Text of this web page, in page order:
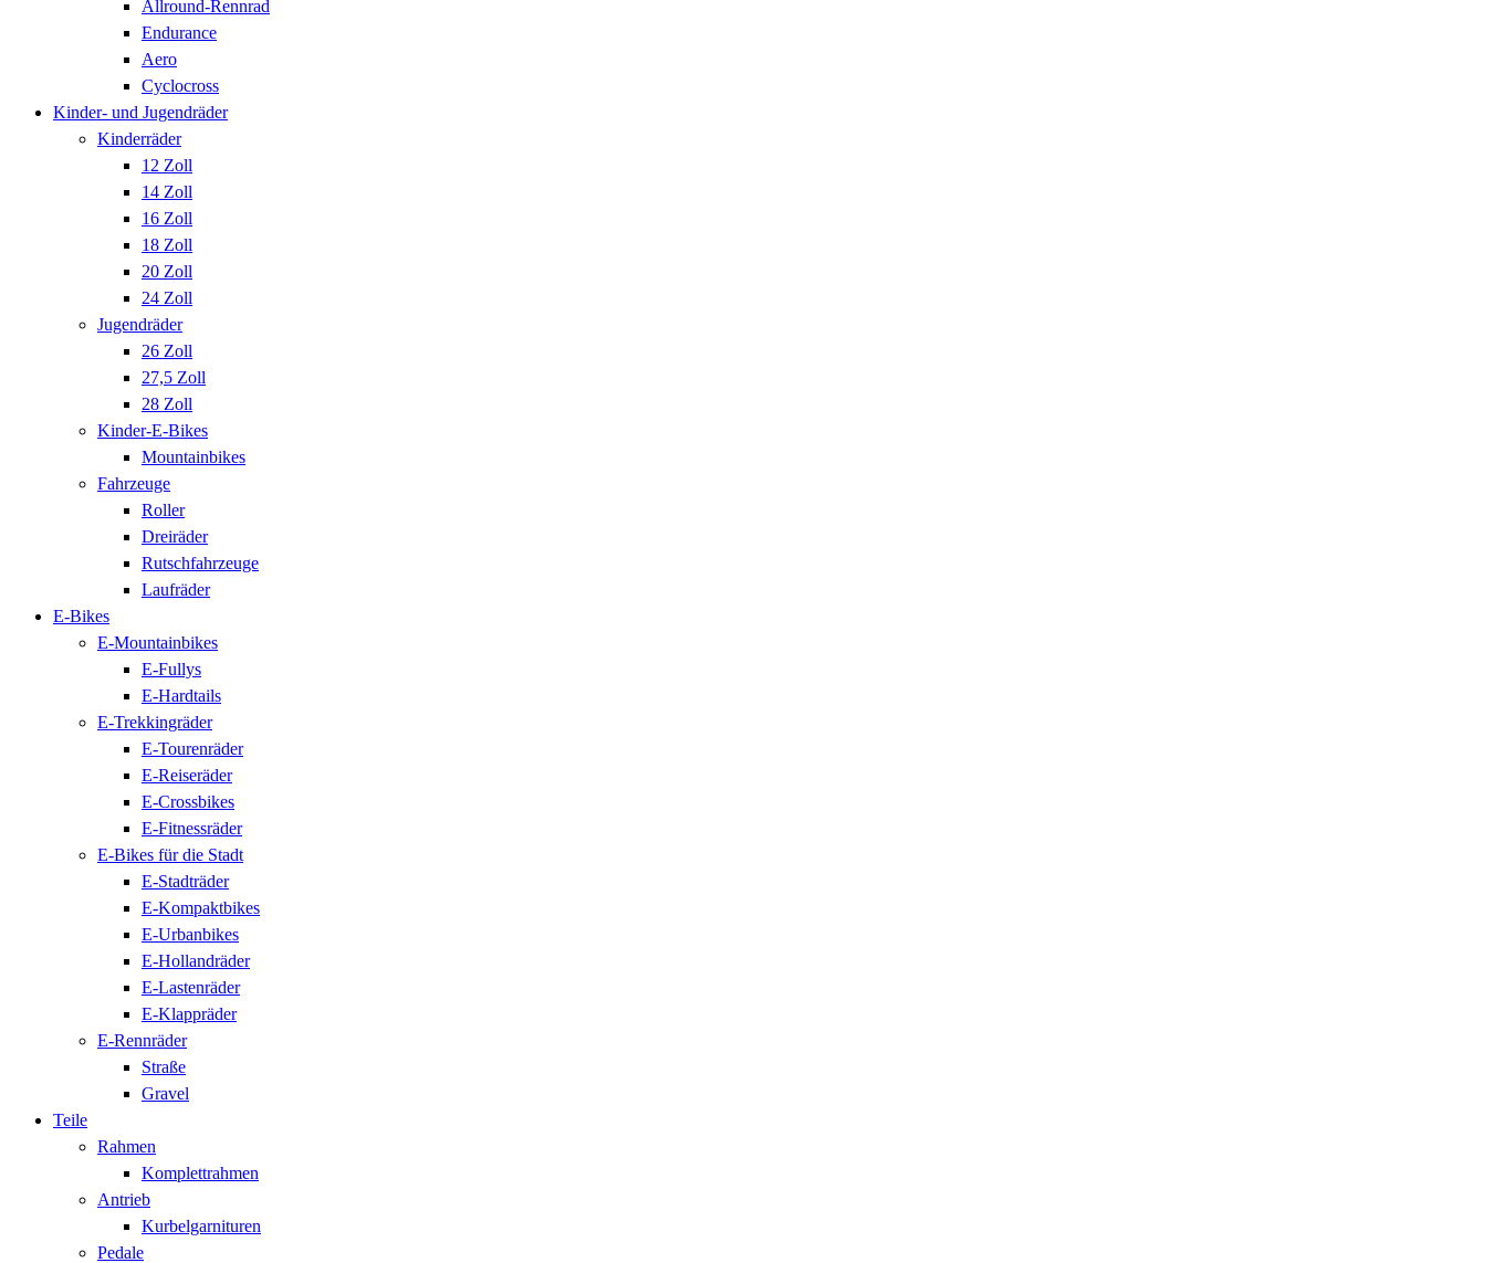
Allround-Rennrad
Endurance
Aero
Cyclocross
Kinder- und Jugendräder
Kinderräder
12 Zoll
14 Zoll
16 Zoll
18 Zoll
20 Zoll
24 Zoll
Jugendräder
26 Zoll
27,5 Zoll
28 Zoll
Kinder-E-Bikes
Mountainbikes
Fahrzeuge
Roller
Dreiräder
Rutschfahrzeuge
Laufräder
E-Bikes
E-Mountainbikes
E-Fullys
E-Hardtails
E-Trekkingräder
E-Tourenräder
E-Reiseräder
E-Crossbikes
E-Fitnessräder
E-Bikes für die Stadt
E-Stadträder
E-Kompaktbikes
E-Urbanbikes
E-Hollandräder
E-Lastenräder
E-Klappräder
E-Rennräder
Straße
Gravel
Teile
Rahmen
Komplettrahmen
Antrieb
Kurbelgarnituren
Pedale